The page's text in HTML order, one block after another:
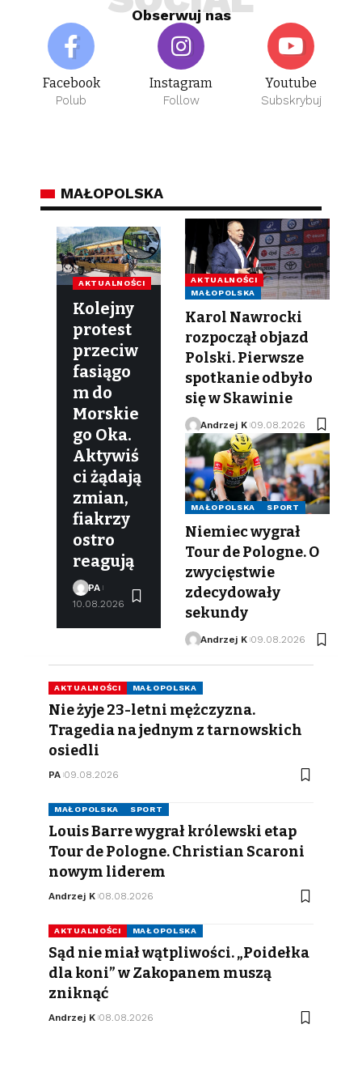
Obserwuj nas
Facebook
Polub
Instagram
Follow
Youtube
Subskrybuj
MAŁOPOLSKA
AKTUALNOŚCI
Kolejny
protest
przeciw
fasiągo
m do
Morskie
go Oka.
Aktywiś
ci żądają
zmian,
fiakrzy
ostro
reagują
PA
10.08.2026
AKTUALNOŚCI
MAŁOPOLSKA
Karol Nawrocki
rozpoczął objazd
Polski. Pierwsze
spotkanie odbyło
się w Skawinie
Andrzej K 09.08.2026
MAŁOPOLSKA SPORT
Niemiec wygrał
Tour de Pologne. O
zwycięstwie
zdecydowały
sekundy
Andrzej K 09.08.2026
AKTUALNOŚCI MAŁOPOLSKA
Nie żyje 23-letni mężczyzna.
Tragedia na jednym z tarnowskich
osiedli
PA 09.08.2026
MAŁOPOLSKA SPORT
Louis Barre wygrał królewski etap
Tour de Pologne. Christian Scaroni
nowym liderem
Andrzej K 08.08.2026
AKTUALNOŚCI MAŁOPOLSKA
Sąd nie miał wątpliwości. „Poidełka
dla koni” w Zakopanem muszą
zniknąć
Andrzej K 08.08.2026